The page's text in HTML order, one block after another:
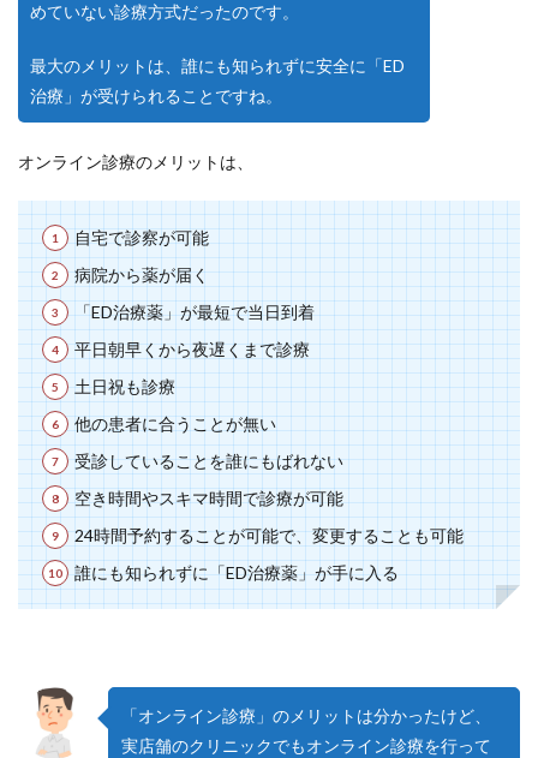
めていない診療方式だったのです。
最大のメリットは、誰にも知られずに安全に「ED
治療」が受けられることですね。
オンライン診療のメリットは、
自宅で診察が可能
病院から薬が届く
「ED治療薬」が最短で当日到着
平日朝早くから夜遅くまで診療
土日祝も診療
他の患者に合うことが無い
受診していることを誰にもばれない
空き時間やスキマ時間で診療が可能
24時間予約することが可能で、変更することも可能
誰にも知られずに「ED治療薬」が手に入る
「オンライン診療」のメリットは分かったけど、
実店舗のクリニックでもオンライン診療を行って